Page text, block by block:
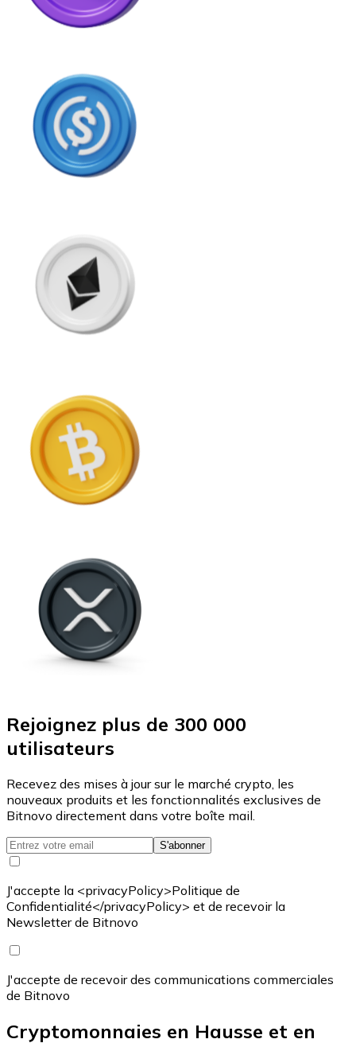
Rejoignez plus de 300 000
utilisateurs
Recevez des mises à jour sur le marché crypto, les
nouveaux produits et les fonctionnalités exclusives de
Bitnovo directement dans votre boîte mail.
S'abonner
J'accepte la <privacyPolicy>Politique de
Confidentialité</privacyPolicy> et de recevoir la
Newsletter de Bitnovo
J'accepte de recevoir des communications commerciales
de Bitnovo
Cryptomonnaies en Hausse et en